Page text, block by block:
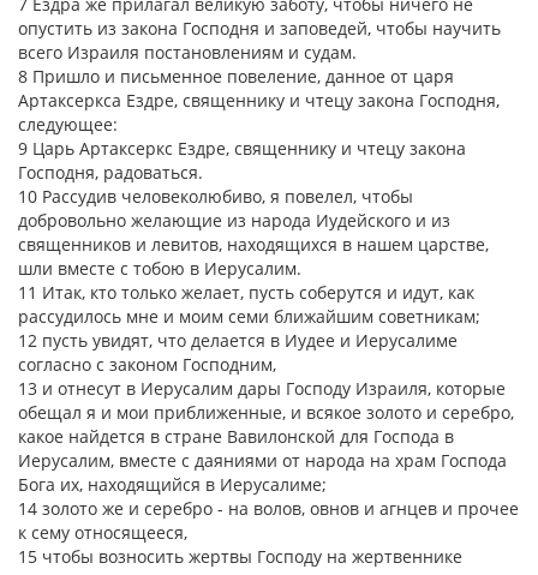
опустить из закона Господня и заповедей, чтобы научить
всего Израиля постановлениям и судам.
8 Пришло и письменное повеление, данное от царя
Артаксеркса Ездре, священнику и чтецу закона Господня,
следующее:
9 Царь Артаксеркс Ездре, священнику и чтецу закона
Господня, радоваться.
10 Рассудив человеколюбиво, я повелел, чтобы
добровольно желающие из народа Иудейского и из
священников и левитов, находящихся в нашем царстве,
шли вместе с тобою в Иерусалим.
11 Итак, кто только желает, пусть соберутся и идут, как
рассудилось мне и моим семи ближайшим советникам;
12 пусть увидят, что делается в Иудее и Иерусалиме
согласно с законом Господним,
13 и отнесут в Иерусалим дары Господу Израиля, которые
обещал я и мои приближенные, и всякое золото и серебро,
какое найдется в стране Вавилонской для Господа в
Иерусалим, вместе с даяниями от народа на храм Господа
Бога их, находящийся в Иерусалиме;
14 золото же и серебро - на волов, овнов и агнцев и прочее
к сему относящееся,
15 чтобы возносить жертвы Господу на жертвеннике